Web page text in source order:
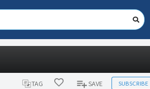
TAG SAVE SUBSCRIBE